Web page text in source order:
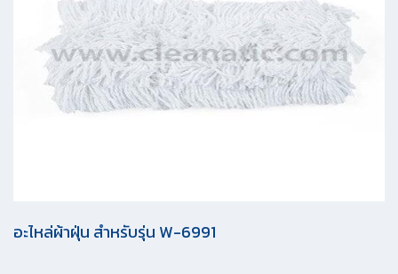
อะไหล่ผ้าฝุ่น สำหรับรุ่น W-6991